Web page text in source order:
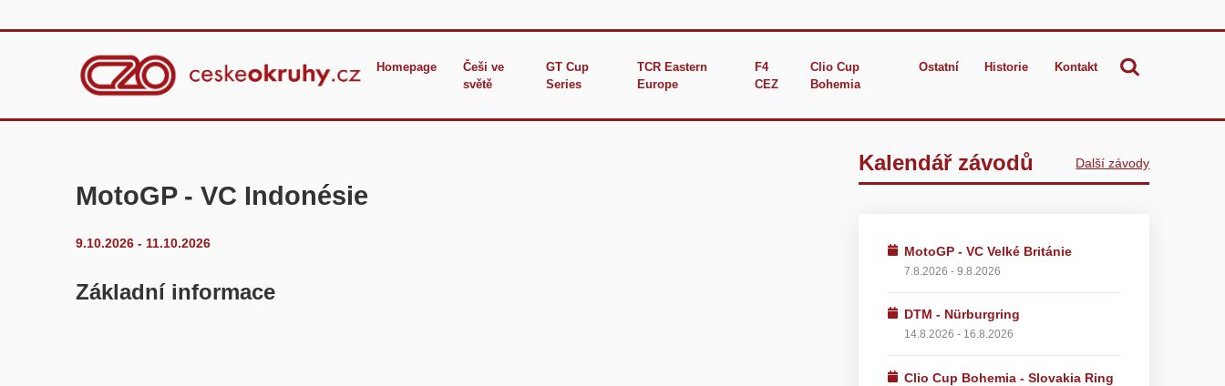
Homepage
Češi ve
světě
GT Cup
Series
TCR Eastern
Europe
F4
CEZ
Clio Cup
Bohemia
Ostatní Historie Kontakt
MotoGP - VC Indonésie
9.10.2026 - 11.10.2026
Základní informace
Kalendář závodů Další závody
MotoGP - VC Velké Británie
7.8.2026 - 9.8.2026
DTM - Nürburgring
14.8.2026 - 16.8.2026
Clio Cup Bohemia - Slovakia Ring